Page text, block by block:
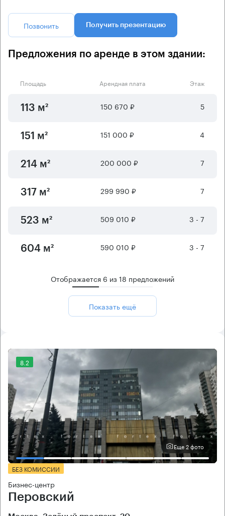
Позвонить Получить презентацию
Предложения по аренде в этом здании:
Площадь Арендная плата Этаж
113 м² 150 670 ₽ 5
151 м² 151 000 ₽ 4
214 м² 200 000 ₽ 7
317 м² 299 990 ₽ 7
523 м² 509 010 ₽ 3 - 7
604 м² 590 010 ₽ 3 - 7
Отображается 6 из18 предложений
Показать ещё
8.2
Еще 2 фото
БЕЗ КОМИССИИ
Бизнес-центр
Перовский